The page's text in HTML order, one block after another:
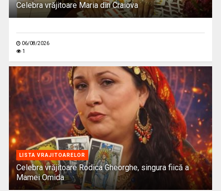
Celebra vrăjitoare Maria din Craiova
06/08/2026
1
LISTA VRAJITOARELOR
Celebra vrăjitoare Rodica Gheorghe, singura fiică a
Mamei Omida